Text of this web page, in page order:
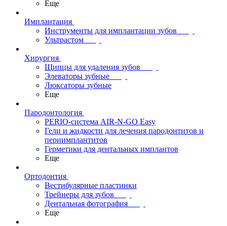
Еще
Имплантация
Инструменты для имплантации зубов
Ультрастом
Хирургия
Щипцы для удаления зубов
Элеваторы зубные
Люксаторы зубные
Еще
Пародонтология
PERIO-система AIR-N-GO Easy
Гели и жидкости для лечения пародонтитов и
периимплантитов
Герметики для дентальных имплантов
Еще
Ортодонтия
Вестибулярные пластинки
Трейнеры для зубов
Дентальная фотография
Еще